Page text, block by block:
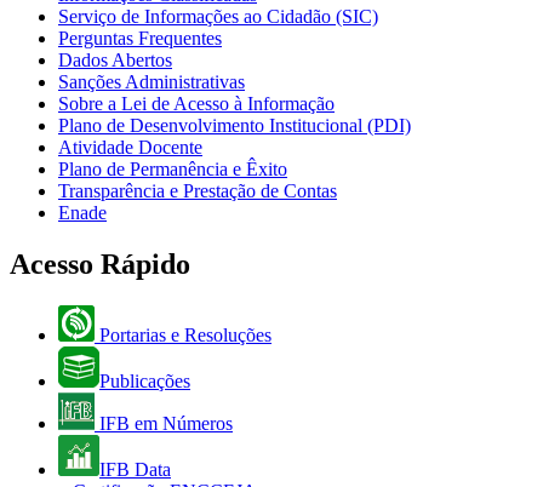
Serviço de Informações ao Cidadão (SIC)
Perguntas Frequentes
Dados Abertos
Sanções Administrativas
Sobre a Lei de Acesso à Informação
Plano de Desenvolvimento Institucional (PDI)
Atividade Docente
Plano de Permanência e Êxito
Transparência e Prestação de Contas
Enade
Acesso Rápido
Portarias e Resoluções
Publicações
IFB em Números
IFB Data